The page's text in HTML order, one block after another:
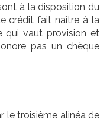
à la disposition du
crédit fait naître à la
qui vaut provision et
pas un chèque
le troisième alinéa de